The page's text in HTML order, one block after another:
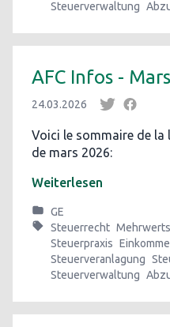
Steuerverwaltung
AFC Infos -
24.03.2026
Voici le sommaire de
de mars 2026:
Weiterlesen
GE
Steuerrecht
Steuerpraxis
Steuerveranlagung
Steuerverwaltung